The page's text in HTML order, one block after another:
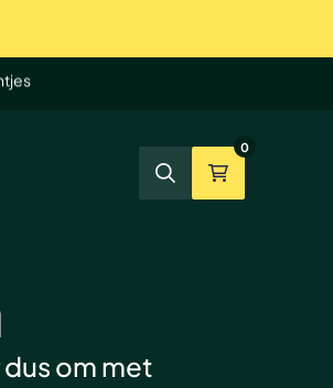
ZoekenWinkelmand
0
om met